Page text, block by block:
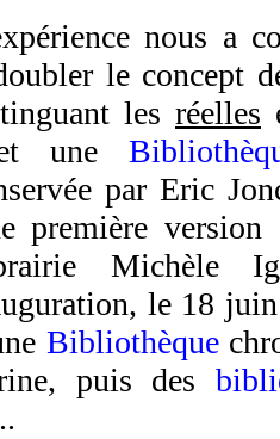
nous a
le concept
les réelles
une
par Eric
première
Michèle
le 18
Bibliothèque
puis des